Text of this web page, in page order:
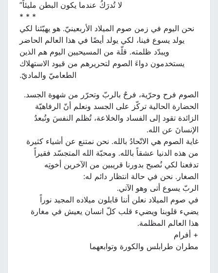
لا تُدرَكُ عندما يكون البطن مليئاً”
* * *
نحن اليوم في زمن صوم الميلاد الأربعينيّ. هو يهيّئنا لكي
يولد يسوع فينا، لكي يولد أيضًا في هذا العالم الحاضر
ويبدّد ظلمته. قلّة من المسيحيين اليوم هم الذين
يستخدمون دواءَ الصوم لتحريرهم من قيود الاستهلاك
الطعاميّ والماديّ.
الصوم فرح وحرّية، فرحٌ بالربّ وتحرّر من شهوة الجسد.
الحضارة الحالية تركّز على الجسد ونعلم أنّ الرفاهيّة
الزائدة تقود إلى الفساد والخلاعة، تُظلم النفسَ وتُبعدُ
الإنسانَ عن الله.
غاية الصوم هي الاتّحادُ بالله. نحن نمتنع عن أشياء كثيرة
من هذه الدنيا عشقاً بالله. ومحبّة الله المتجسّد فقيراً
تدفعنا لكي نُصبح بدورنا قريبين من الآخرين أخوتِه
الصغار. نحن في حالة انتظار دائم له:
الربّ يسوع أتى وهو الآتي.
في صوم الميلاد نعلن أننا قابلون ميلاده المجيد نوراً
يضيء قلوبنا ويضيء قلب كلّ انسان يعيش في مغارة
هذا العالم المظلمة.
+ أفرام
مطران طرابلس والكورة وتوابعهما